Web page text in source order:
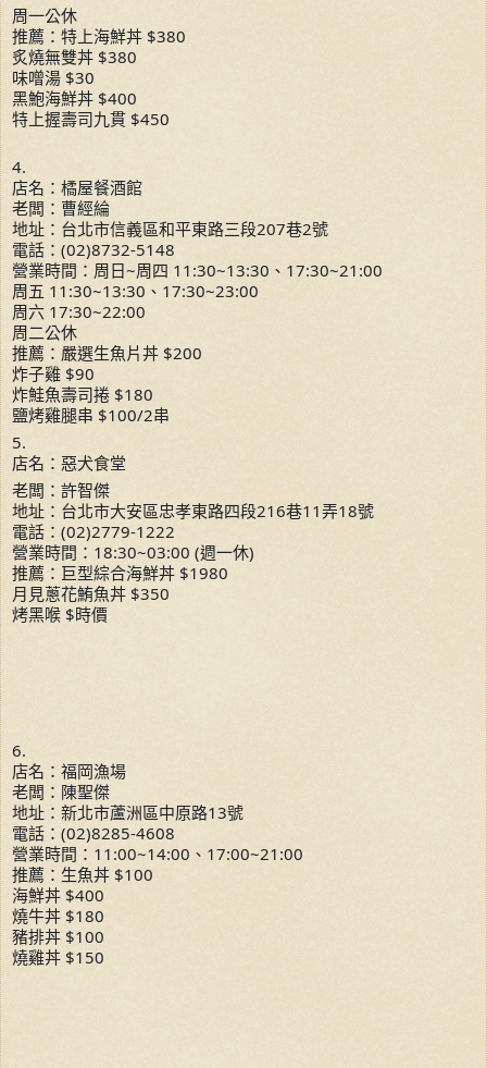
周一公休
推薦：特上海鮮丼 $380
炙燒無雙丼 $380
味噌湯 $30
黑鮑海鮮丼 $400
特上握壽司九貫 $450
4.
店名：橘屋餐酒館
老闆：曹經綸
地址：台北市信義區和平東路三段207巷2號
電話：(02)8732-5148
營業時間：周日~周四 11:30~13:30、17:30~21:00
周五 11:30~13:30、17:30~23:00
周六 17:30~22:00
周二公休
推薦：嚴選生魚片丼 $200
炸子雞 $90
炸鮭魚壽司捲 $180
鹽烤雞腿串 $100/2串
5.
店名：惡犬食堂
老闆：許智傑
地址：台北市大安區忠孝東路四段216巷11弄18號
電話：(02)2779-1222
營業時間：18:30~03:00 (週一休)
推薦：巨型綜合海鮮丼 $1980
月見蔥花鮪魚丼 $350
烤黑喉 $時價
6.
店名：福岡漁場
老闆：陳聖傑
地址：新北市蘆洲區中原路13號
電話：(02)8285-4608
營業時間：11:00~14:00、17:00~21:00
推薦：生魚丼 $100
海鮮丼 $400
燒牛丼 $180
豬排丼 $100
燒雞丼 $150